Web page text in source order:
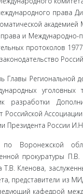
права
и Между­народно-
протоко­лов
Главы Реги­ональной
разработки
Президента России
Воронежской
прокуратуры
Кленова,
представители
кафедрой